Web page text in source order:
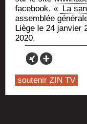
face­book. « La
assem­blée
Liège le 24 jan­vier
2020.
soutenir ZIN TV